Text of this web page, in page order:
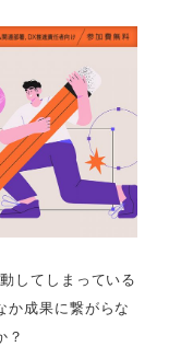
してしまっている
か成果に繋がらな
？